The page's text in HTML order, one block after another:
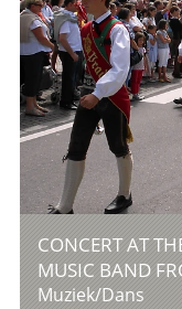
CONCERT AT
MUSIC BAND
Muziek/Dans